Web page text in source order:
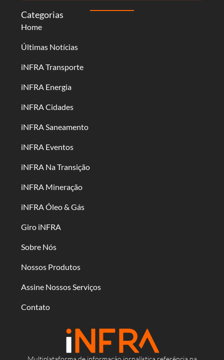
Categorias
Home
Últimas Notícias
iNFRA Transporte
iNFRA Energia
iNFRA Cidades
iNFRA Saneamento
iNFRA Eventos
iNFRA Na Transição
iNFRA Mineração
iNFRA Óleo & Gás
Giro iNFRA
Sobre Nós
Nossos Produtos
Assine Nossos Serviços
Contato